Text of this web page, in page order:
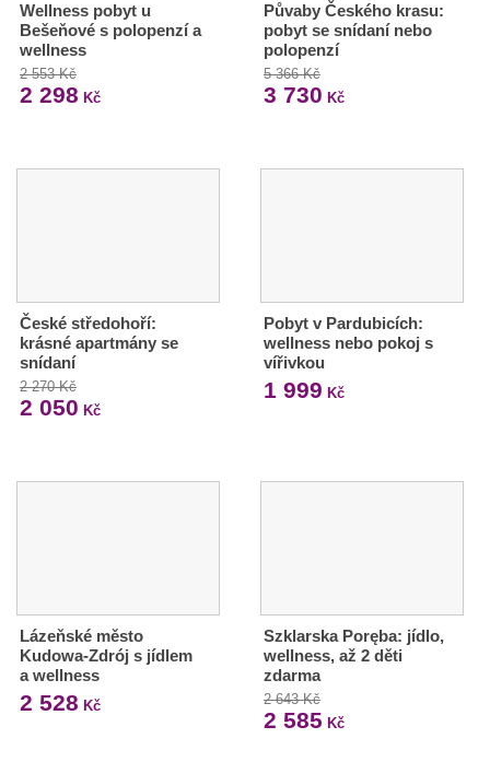
Wellness pobyt u
Bešeňové s polopenzí a
wellness
2 553 Kč
2 298 Kč
Půvaby Českého krasu:
pobyt se snídaní nebo
polopenzí
5 366 Kč
3 730 Kč
České středohoří:
krásné apartmány se
snídaní
2 270 Kč
2 050 Kč
Pobyt v Pardubicích:
wellness nebo pokoj s
vířivkou
1 999 Kč
Lázeňské město
Kudowa-Zdrój s jídlem
a wellness
2 528 Kč
Szklarska Poręba: jídlo,
wellness, až 2 děti
zdarma
2 643 Kč
2 585 Kč